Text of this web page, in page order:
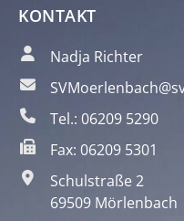
KONTAKT
Nadja Richter
Tel.: 06209 5290
Fax: 06209 5301
Schulstraße 2
69509 Mörlenbach